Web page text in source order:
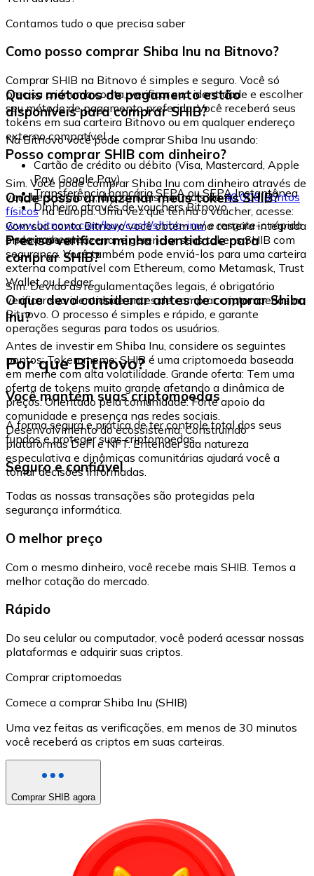
Contamos tudo o que precisa saber
Como posso comprar Shiba Inu na Bitnovo?
Comprar SHIB na Bitnovo é simples e seguro. Você só
precisa criar uma conta, verificar sua identidade e escolher
seu método de pagamento preferido. Você receberá seus
tokens em sua carteira Bitnovo ou em qualquer endereço
externo compatível.
Quais métodos de pagamento estão
disponíveis para comprar SHIB?
Na Bitnovo você pode comprar Shiba Inu usando:
Cartão de crédito ou débito (Visa, Mastercard, Apple
Pay, Google Pay)
Transferência bancária SEPA ou SEPA Instantânea
Dinheiro através de vouchers Bitnovo
Posso comprar SHIB com dinheiro?
Sim. Você pode comprar Shiba Inu com dinheiro através de
vouchers Bitnovo, disponíveis em mais de40.000 pontos
físicosna Europa. Uma vez que tenha o voucher, acesse:
www.bitnovo.com/buy/cash/shiba-inu/e resgate-o rápida
e seguramente.
Onde posso armazenar meus tokens SHIB?
Com sua conta Bitnovo você obtém uma carteira integrada
onde pode armazenar e gerenciar seus tokens SHIB com
segurança. Você também pode enviá-los para uma carteira
externa compatível com Ethereum, como Metamask, Trust
Wallet ou Ledger.
Preciso verificar minha identidade para
comprar SHIB?
Sim. Devido às regulamentações legais, é obrigatório
verificar sua identidade antes de comprar criptomoedas na
Bitnovo. O processo é simples e rápido, e garante
operações seguras para todos os usuários.
O que devo considerar antes de comprar Shiba
Inu?
Antes de investir em Shiba Inu, considere os seguintes
pontos: Token meme: SHIB é uma criptomoeda baseada
em meme com alta volatilidade. Grande oferta: Tem uma
oferta de tokens muito grande afetando a dinâmica de
preços. Orientado pela comunidade: Forte apoio da
comunidade e presença nas redes sociais.
Desenvolvimento do ecossistema: Construindo
plataformas DeFi e NFT. Entender sua natureza
especulativa e dinâmicas comunitárias ajudará você a
tomar decisões informadas.
Por que Bitnovo?
Você mantém suas criptomoedas
A forma segura e prática de ter controle total dos seus
fundos e proteger suas criptomoedas.
Seguro e confiável
Todas as nossas transações são protegidas pela
segurança informática.
O melhor preço
Com o mesmo dinheiro, você recebe mais SHIB. Temos a
melhor cotação do mercado.
Rápido
Do seu celular ou computador, você poderá acessar nossas
plataformas e adquirir suas criptos.
Comprar criptomoedas
Comece a comprar Shiba Inu (SHIB)
Uma vez feitas as verificações, em menos de 30 minutos
você receberá as criptos em suas carteiras.
Comprar SHIB agora